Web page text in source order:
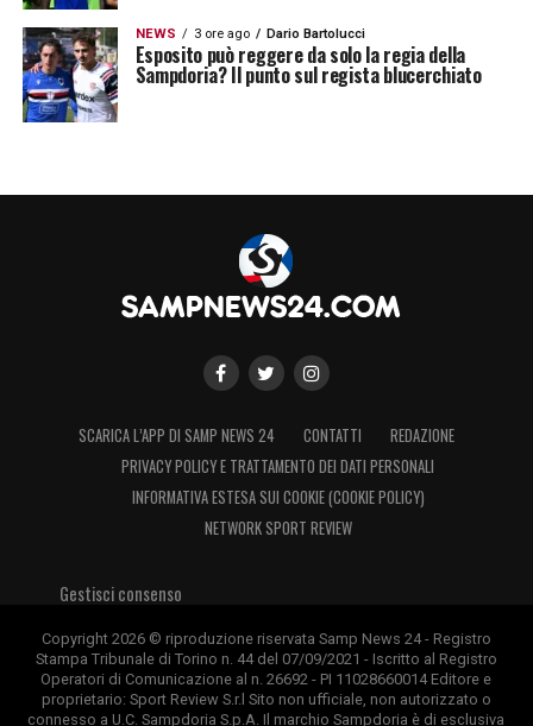
LEGGI ANCHE:Sampdoria, il mercato di
gennaio porta nuove soluzioni offensive: le
parole di Mancini
LA PLAYLIST DELLE NOSTRE TOP NEWS
NEWS 3 ore ago Dario Bartolucci
Esposito può reggere da solo la regia della
Sampdoria? Il punto sul regista blucerchiato
SCARICA L’APP DI SAMP NEWS 24 CONTATTI
REDAZIONE
PRIVACY POLICY E TRATTAMENTO DEI DATI PERSONALI
INFORMATIVA ESTESA SUI COOKIE (COOKIE POLICY)
NETWORK SPORT REVIEW
Gestisci consenso
Copyright 2026 © riproduzione riservata Samp News 24 - Registro
Stampa Tribunale di Torino n. 44 del 07/09/2021 - Iscritto al Registro
Operatori di Comunicazione al n. 26692 - PI 11028660014 Editore e
proprietario: Sport Review S.r.l Sito non ufficiale, non autorizzato o
connesso a U.C. Sampdoria S.p.A. Il marchio Sampdoria è di esclusiva